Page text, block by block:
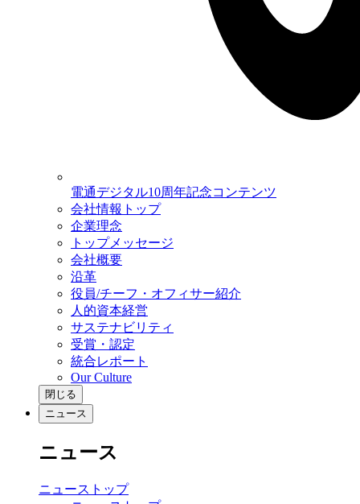
電通デジタル10周年記念コンテンツ
会社情報トップ
企業理念
トップメッセージ
会社概要
沿革
役員/チーフ・オフィサー紹介
人的資本経営
サステナビリティ
受賞・認定
統合レポート
Our Culture
閉じる
ニュース
ニュース
ニューストップ